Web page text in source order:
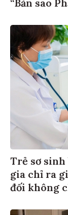
Trẻ sơ sinh
gia chỉ ra
đối không